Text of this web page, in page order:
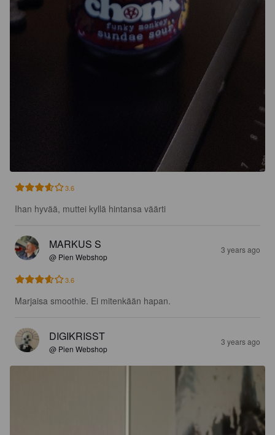
3.6
Ihan hyvää, muttei kyllä hintansa väärti
MARKUS S
@ Pien Webshop
3 years ago
3.6
Marjaisa smoothie. Ei mitenkään hapan.
DIGIKRISST
@ Pien Webshop
3 years ago